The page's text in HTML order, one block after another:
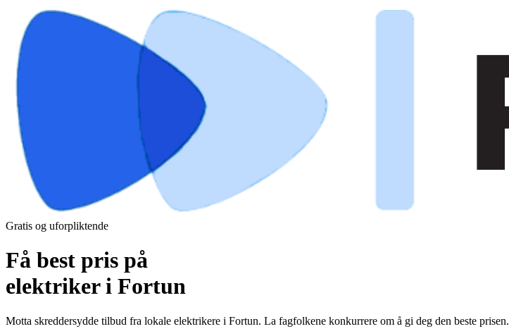
Gratis og uforpliktende
Få best pris på
elektriker i Fortun
Motta skreddersydde tilbud fra lokale elektrikere i Fortun. La fagfolkene konkurrere om å gi deg den beste prisen.